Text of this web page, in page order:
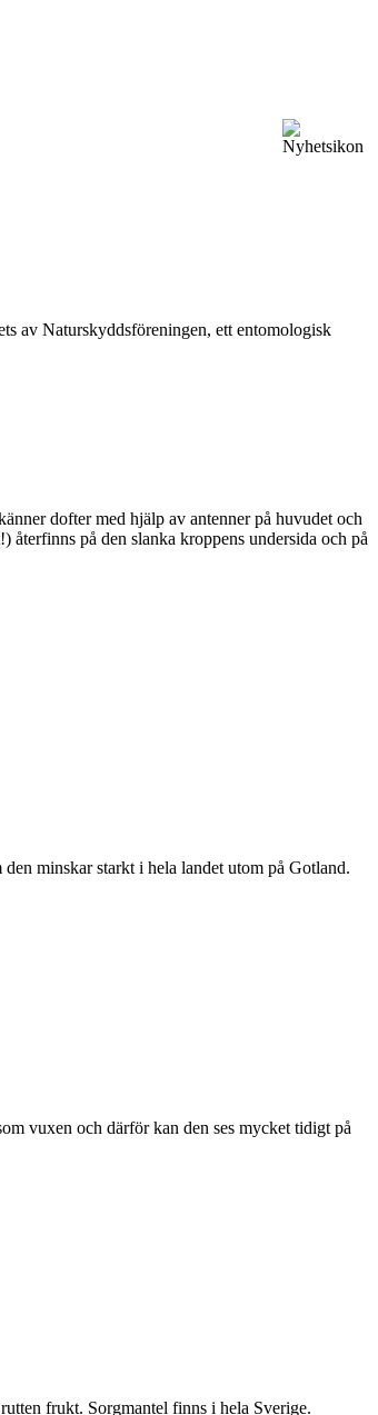
av Naturskyddsföreningen, ett entomologisk
dofter med hjälp av antenner på huvudet och
återfinns på den slanka kroppens undersida och på
minskar starkt i hela landet utom på Gotland.
vuxen och därför kan den ses mycket tidigt på
frukt. Sorgmantel finns i hela Sverige.